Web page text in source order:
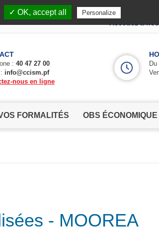
✓ Allow
: 40 47 27 00
info@ccism.pf
nous en ligne
FORMALITÉS OBS ÉCONOMIQUE
- MOOREA
✓ OK, accept all Personalize